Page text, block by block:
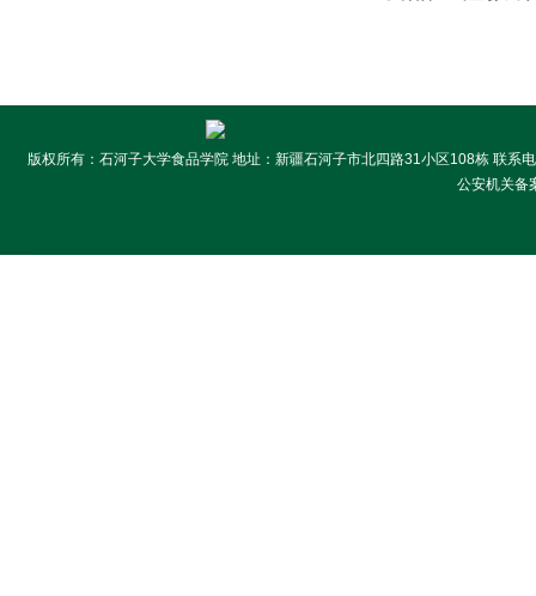
版权所有：石河子大学食品学院 地址：新疆石河子市北四路31小区108栋 联系
公安机关备